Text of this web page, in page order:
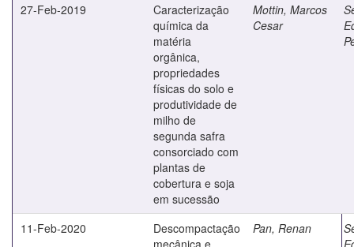
27-Feb-2019
Caracterização
química da
matéria
orgânica,
propriedades
físicas do solo e
produtividade de
milho de
segunda safra
consorciado com
plantas de
cobertura e soja
em sucessão
Mottin, Marcos
Cesar
11-Feb-2020
Descompactação
mecânica e
Pan, Renan